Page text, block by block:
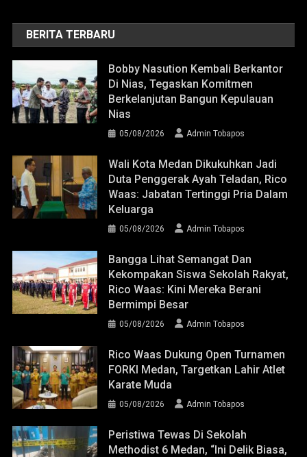
BERITA TERBARU
Bobby Nasution Kembali Berkantor
Di Nias, Tegaskan Komitmen
Berkelanjutan Bangun Kepulauan
Nias
05/08/2026 Admin Tobapos
Wali Kota Medan Dikukuhkan Jadi
Duta Penggerak Ayah Teladan, Rico
Waas: Jabatan Tertinggi Pria Dalam
Keluarga
05/08/2026 Admin Tobapos
Bangga Lihat Semangat Dan
Kekompakan Siswa Sekolah Rakyat,
Rico Waas: Kini Mereka Berani
Bermimpi Besar
05/08/2026 Admin Tobapos
Rico Waas Dukung Open Turnamen
FORKI Medan, Targetkan Lahir Atlet
Karate Muda
05/08/2026 Admin Tobapos
Peristiwa Tewas Di Sekolah
Methodist 6 Medan, “Ini Delik Biasa,